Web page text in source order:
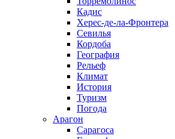
Кадис
Херес-де-ла-Фронтера
Севилья
Кордоба
География
Рельеф
Климат
История
Туризм
Погода
Арагон
Сарагоса